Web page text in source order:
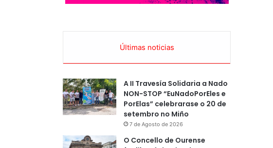
Últimas noticias
A II Travesía Solidaria a Nado
NON-STOP “EuNadoPorEles e
PorElas” celebrarase o 20 de
setembro no Miño
7 de Agosto de 2026
O Concello de Ourense